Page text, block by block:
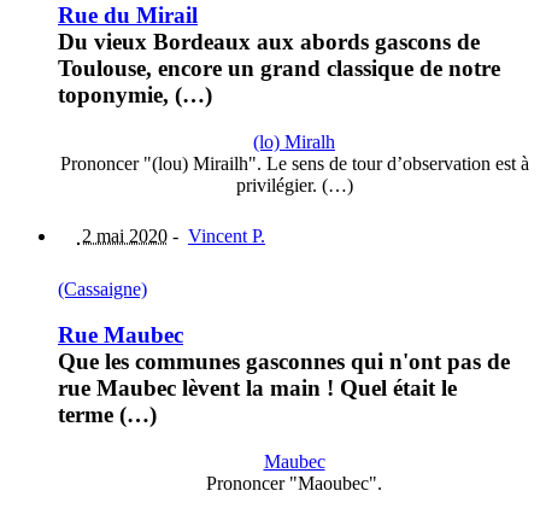
Rue du Mirail
Du vieux Bordeaux aux abords gascons de
Toulouse, encore un grand classique de notre
toponymie, (…)
(lo) Miralh
Prononcer "(lou) Mirailh". Le sens de tour d’observation est à
privilégier. (…)
2 mai 2020 - Vincent P.
(Cassaigne)
Rue Maubec
Que les communes gasconnes qui n'ont pas de
rue Maubec lèvent la main ! Quel était le
terme (…)
Maubec
Prononcer "Maoubec".